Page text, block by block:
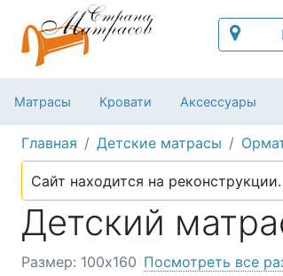
Матрасы Кровати Аксессуары
Главная Детские матрасы
Сайт находится на
Детский
Размер: 100х160 Посмотреть все